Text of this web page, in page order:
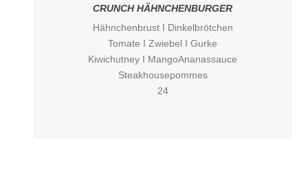
CRUNCH HÄHNCHENBURGER
Hähnchenbrust I Dinkelbrötchen
Tomate I Zwiebel I Gurke
Kiwichutney I MangoAnanassauce
Steakhousepommes
24